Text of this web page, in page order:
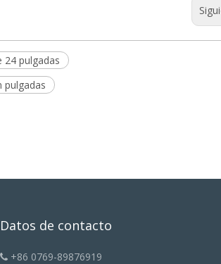
24 pulgadas
pulgadas
Datos de contacto
 +86 0769-89876919